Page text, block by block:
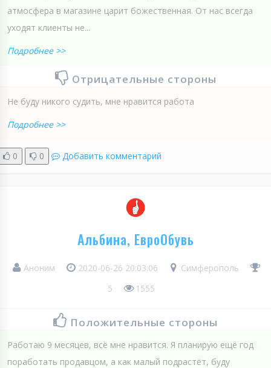
атмосфера в магазине царит божественная. От нас всегда
уходят клиенты не...
Подробнее >>
Отрицательные стороны
Не буду никого судить, мне нравится работа
Подробнее >>
0 0 Добавить комментарий
Альбина, ЕвроОбувь
Аноним 2020-06-26 20:03:06
Симферополь
5
1555
Положительные стороны
Работаю 9 месяцев, всё мне нравится. Я планирую ещё год
поработать продавцом, а как малый подрастёт, буду